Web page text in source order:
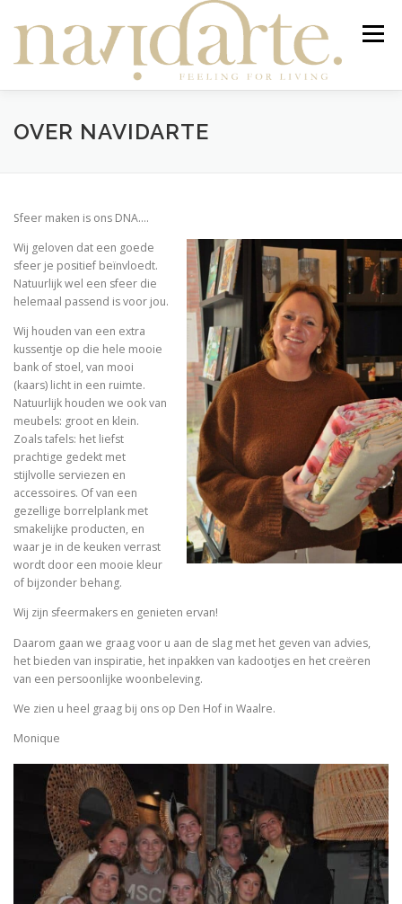
naar
inhoud
Menu
NIEUW STYLING & ADVIES
TAFELKLEED OP MAAT OVER NIEUWBRIEF
Producten zoeken
0 ITEMS
OVER NAVIDARTE
Sfeer maken is ons DNA….
Wij geloven dat een goede
sfeer je positief beïnvloedt.
Natuurlijk wel een sfeer die
helemaal passend is voor jou.
Wij houden van een extra
kussentje op die hele mooie
bank of stoel, van mooi
(kaars) licht in een ruimte.
Natuurlijk houden we ook van
meubels: groot en klein.
Zoals tafels: het liefst
prachtige gedekt met
stijlvolle serviezen en
accessoires. Of van een
gezellige borrelplank met
smakelijke producten, en
waar je in de keuken verrast
wordt door een mooie kleur
of bijzonder behang.
Wij zijn sfeermakers en genieten ervan!
Daarom gaan we graag voor u aan de slag met het geven van advies,
het bieden van inspiratie, het inpakken van kadootjes en het creëren
van een persoonlijke woonbeleving.
We zien u heel graag bij ons op Den Hof in Waalre.
Monique